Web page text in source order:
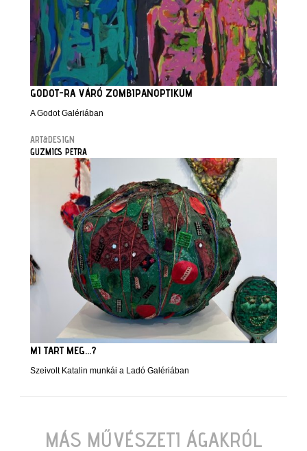
GODOT-RA VÁRÓ ZOMBIPANOPTIKUM
A Godot Galériában
ART&DESIGN
GUZMICS PETRA
MI TART MEG...?
Szeivolt Katalin munkái a Ladó Galériában
MÁS MŰVÉSZETI ÁGAKRÓL